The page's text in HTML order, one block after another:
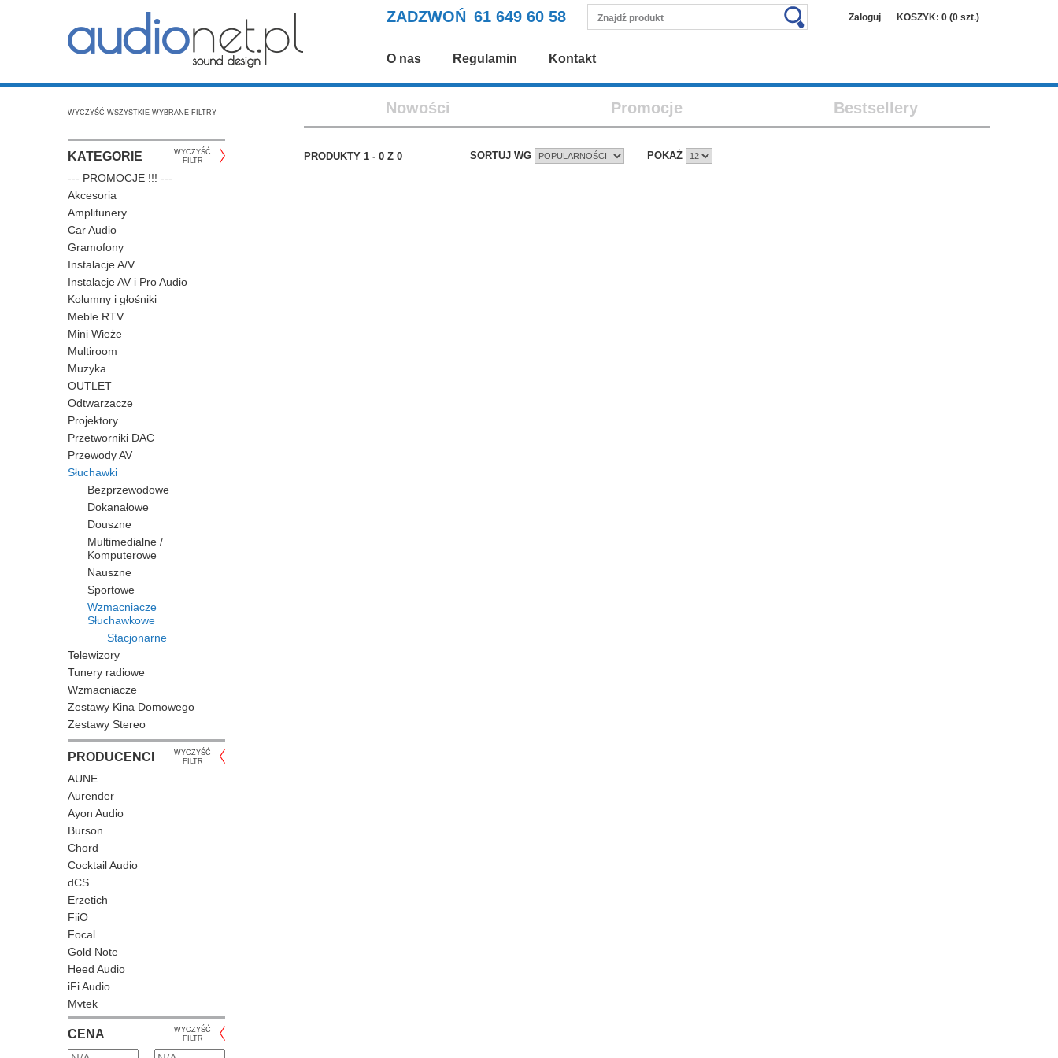
ZADZWOŃ 61 649 60 58 Zaloguj KOSZYK: 0 (0 szt.)
O nas Regulamin Kontakt
WYCZYŚĆ WSZYSTKIE WYBRANE FILTRY
KATEGORIE
WYCZYŚĆ
FILTR
--- PROMOCJE !!! ---
Akcesoria
Amplitunery
Car Audio
Gramofony
Instalacje A/V
Instalacje AV i Pro Audio
Kolumny i głośniki
Meble RTV
Mini Wieże
Multiroom
Muzyka
OUTLET
Odtwarzacze
Projektory
Przetworniki DAC
Przewody AV
Słuchawki
Bezprzewodowe
Dokanałowe
Douszne
Multimedialne /
Komputerowe
Nauszne
Sportowe
Wzmacniacze
Słuchawkowe
Stacjonarne
Telewizory
Tunery radiowe
Wzmacniacze
Zestawy Kina Domowego
Zestawy Stereo
PRODUCENCI
WYCZYŚĆ
FILTR
AUNE
Aurender
Ayon Audio
Burson
Chord
Cocktail Audio
dCS
Erzetich
FiiO
Focal
Gold Note
Heed Audio
iFi Audio
Mytek
Naim Audio
Questyle
CENA
WYCZYŚĆ
FILTR
Nowości Promocje Bestsellery
PRODUKTY 1 - 0 Z 0 SORTUJ WG POKAŻ